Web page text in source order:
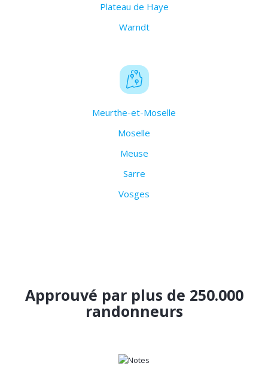
Plateau de Haye
Warndt
Meurthe-et-Moselle
Moselle
Meuse
Sarre
Vosges
Approuvé par plus de 250.000
randonneurs